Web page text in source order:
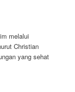
melalui
Christian
yang sehat